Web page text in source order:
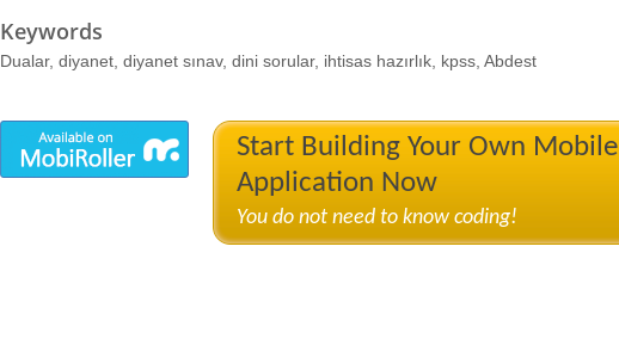
Keywords
Dualar, diyanet, diyanet sınav, dini sorular, ihtisas hazırlık, kpss, Abdest
Start Building Your Own Mobile
Application Now
You do not need to know coding!